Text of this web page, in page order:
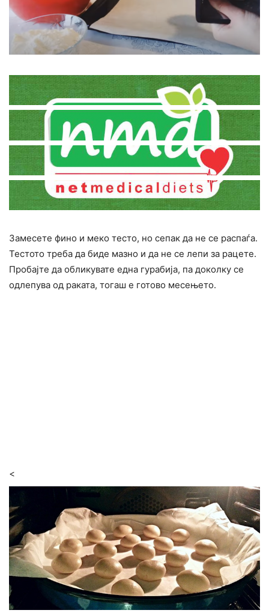
Замесете фино и меко тесто, но сепак да не се распаѓа.
Тестото треба да биде мазно и да не се лепи за рацете.
Пробајте да обликувате една гурабија, па доколку се
одлепува од раката, тогаш е готово месењето.
<